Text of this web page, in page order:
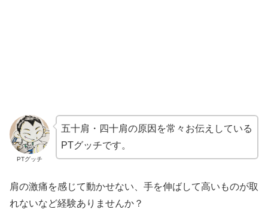
PTグッチ
五十肩・四十肩の原因を常々お伝えしている
PTグッチです。
肩の激痛を感じて動かせない、手を伸ばして高いものが取
れないなど経験ありませんか？